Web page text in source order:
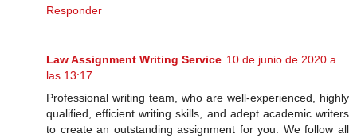
Responder
Law Assignment Writing Service 10 de junio de 2020 a
las 13:17
Professional writing team, who are well-experienced, highly
qualified, efficient writing skills, and adept academic writers
to create an outstanding assignment for you. We follow all